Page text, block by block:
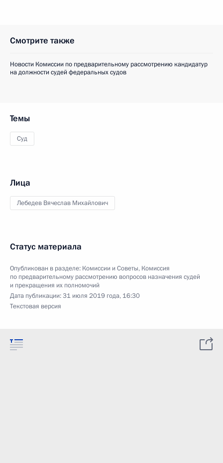
Смотрите также
Новости Комиссии по предварительному рассмотрению кандидатур
на должности судей федеральных судов
Темы
Суд
Лица
Лебедев Вячеслав Михайлович
Статус материала
Опубликован в разделе: Комиссии и Советы, Комиссия
по предварительному рассмотрению вопросов назначения судей
и прекращения их полномочий
Дата публикации:31 июля 2019 года, 16:30
Текстовая версия